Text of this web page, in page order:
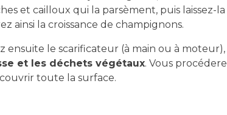
et cailloux qui la parsèment, puis laissez-
ainsi la croissance de champignons.
ensuite le scarificateur (à main ou à
et les déchets végétaux. Vous
toute la surface.